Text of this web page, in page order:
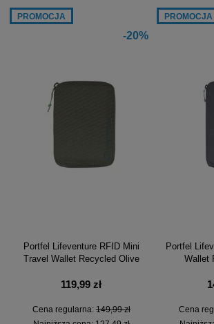
-20%
Portfel Lifeventure RFID Mini
Travel Wallet Recycled Olive
119,99 zł
Cena regularna:149,99 zł
PROMOCJA
Portfel
Wallet
Cena
PROMOCJA